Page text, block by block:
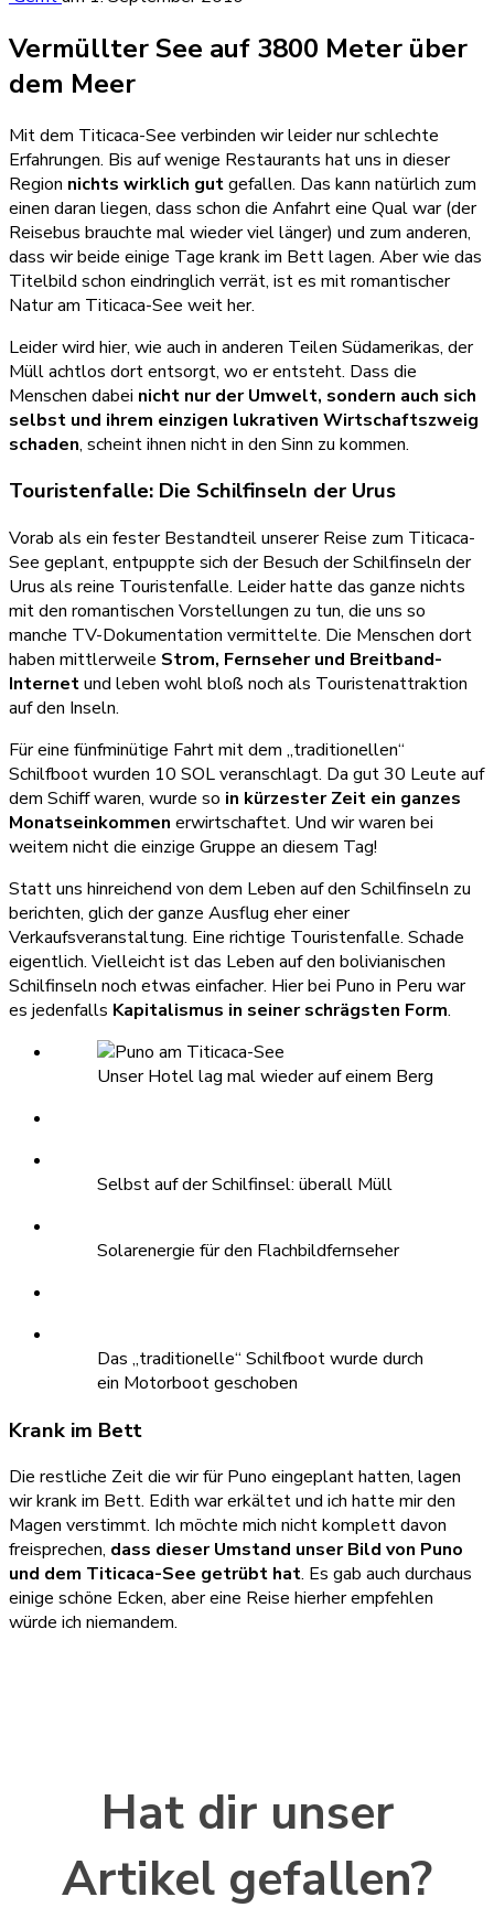
Vermüllter See auf 3800 Meter über
dem Meer
Mit dem Titicaca-See verbinden wir leider nur schlechte
Erfahrungen. Bis auf wenige Restaurants hat uns in dieser
Region nichts wirklich gutgefallen. Das kann natürlich zum
einen daran liegen, dass schon die Anfahrt eine Qual war (der
Reisebus brauchte mal wieder viel länger) und zum anderen,
dass wir beide einige Tage krank im Bett lagen. Aber wie das
Titelbild schon eindringlich verrät, ist es mit romantischer
Natur am Titicaca-See weit her.
Leider wird hier, wie auch in anderen Teilen Südamerikas, der
Müll achtlos dort entsorgt, wo er entsteht. Dass die
Menschen dabei nicht nur der Umwelt, sondern auch sich
selbst und ihrem einzigen lukrativen Wirtschaftszweig
schaden, scheint ihnen nicht in den Sinn zu kommen.
Touristenfalle: Die Schilfinseln der Urus
Vorab als ein fester Bestandteil unserer Reise zum Titicaca-
See geplant, entpuppte sich der Besuch der Schilfinseln der
Urus als reine Touristenfalle. Leider hatte das ganze nichts
mit den romantischen Vorstellungen zu tun, die uns so
manche TV-Dokumentation vermittelte. Die Menschen dort
haben mittlerweile Strom, Fernseher und Breitband-
Internetund leben wohl bloß noch als Touristenattraktion
auf den Inseln.
Für eine fünfminütige Fahrt mit dem „traditionellen“
Schilfboot wurden 10 SOL veranschlagt. Da gut 30 Leute auf
dem Schiff waren, wurde so in kürzester Zeit ein ganzes
Monatseinkommen erwirtschaftet. Und wir waren bei
weitem nicht die einzige Gruppe an diesem Tag!
Statt uns hinreichend von dem Leben auf den Schilfinseln zu
berichten, glich der ganze Ausflug eher einer
Verkaufsveranstaltung. Eine richtige Touristenfalle. Schade
eigentlich. Vielleicht ist das Leben auf den bolivianischen
Schilfinseln noch etwas einfacher. Hier bei Puno in Peru war
es jedenfalls Kapitalismus in seiner schrägsten Form.
Unser Hotel lag mal wieder auf einem Berg
Selbst auf der Schilfinsel: überall Müll
Solarenergie für den Flachbildfernseher
Das „traditionelle“ Schilfboot wurde durch
ein Motorboot geschoben
Krank im Bett
Die restliche Zeit die wir für Puno eingeplant hatten, lagen
wir krank im Bett. Edith war erkältet und ich hatte mir den
Magen verstimmt. Ich möchte mich nicht komplett davon
freisprechen, dass dieser Umstand unser Bild von Puno
und dem Titicaca-See getrübt hat. Es gab auch durchaus
einige schöne Ecken, aber eine Reise hierher empfehlen
würde ich niemandem.
Hat dir unser
Artikel gefallen?